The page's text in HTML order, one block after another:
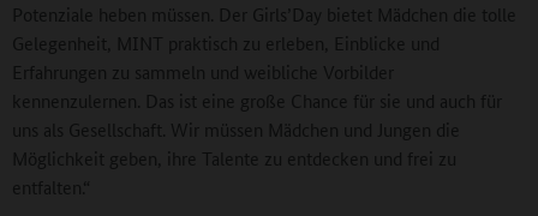
Potenziale heben müssen. Der Girls’Day bietet Mädchen die tolle
Gelegenheit, MINT praktisch zu erleben, Einblicke und
Erfahrungen zu sammeln und weibliche Vorbilder
kennenzulernen. Das ist eine große Chance für sie und auch für
uns als Gesellschaft. Wir müssen Mädchen und Jungen die
Möglichkeit geben, ihre Talente zu entdecken und frei zu
entfalten.“